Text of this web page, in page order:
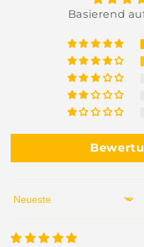
Basierend
Sort by